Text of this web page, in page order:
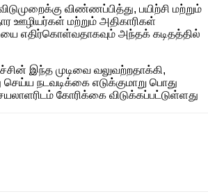
விண்ணப்பித்து, பயிற்சி மற்றும்
ஊழியர்கள் மற்றும் அதிகாரிகள்
எதிர்கொள்வதாகவும் அந்தக் கடிதத்தில்
இந்த முடிவை வலுவற்றதாக்கி,
நடவடிக்கை எடுக்குமாறு பொது
கோரிக்கை விடுக்கப்பட்டுள்ளது